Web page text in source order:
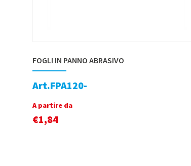
FOGLI IN PANNO ABRASIVO
Art.FPA120-
A partire da
€1,84